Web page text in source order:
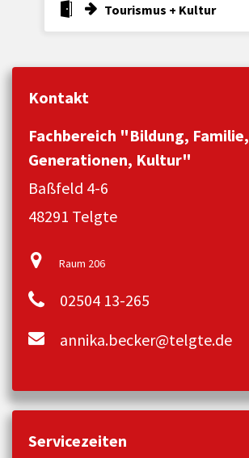
Tourismus + Kultur
Kontakt
Fachbereich "Bildung, Familie,
Generationen, Kultur"
Baßfeld 4-6
48291 Telgte
Raum 206
02504 13-265
annika.becker@telgte.de
Servicezeiten